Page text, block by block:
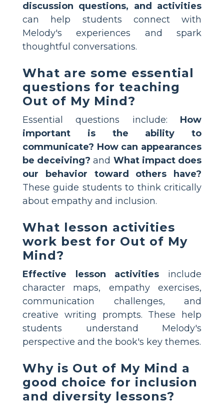
discussion questions, and activities
can help students connect with
Melody's experiences and spark
thoughtful conversations.
What are some essential
questions for teaching
Out of My Mind?
Essential questions include: How
important is the ability to
communicate? How can appearances
be deceiving? and What impact does
our behavior toward others have?
These guide students to think critically
about empathy and inclusion.
What lesson activities
work best for Out of My
Mind?
Effective lesson activities include
character maps, empathy exercises,
communication challenges, and
creative writing prompts. These help
students understand Melody's
perspective and the book's key themes.
Why is Out of My Mind a
good choice for inclusion
and diversity lessons?